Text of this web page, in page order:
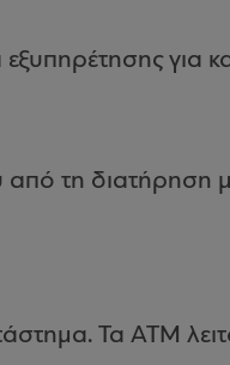
για
από τη διατήρηση
Τα ΑΤΜ